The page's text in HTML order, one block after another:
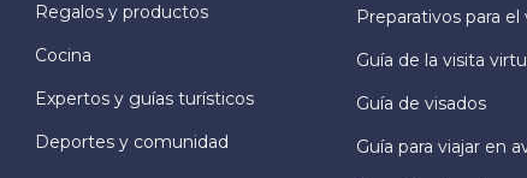
Regalos y productos
Cocina
Expertos y guías turísticos
Deportes y comunidad
Preparativos para el
Guía de la visita
Guía de visados
Guía para viajar en